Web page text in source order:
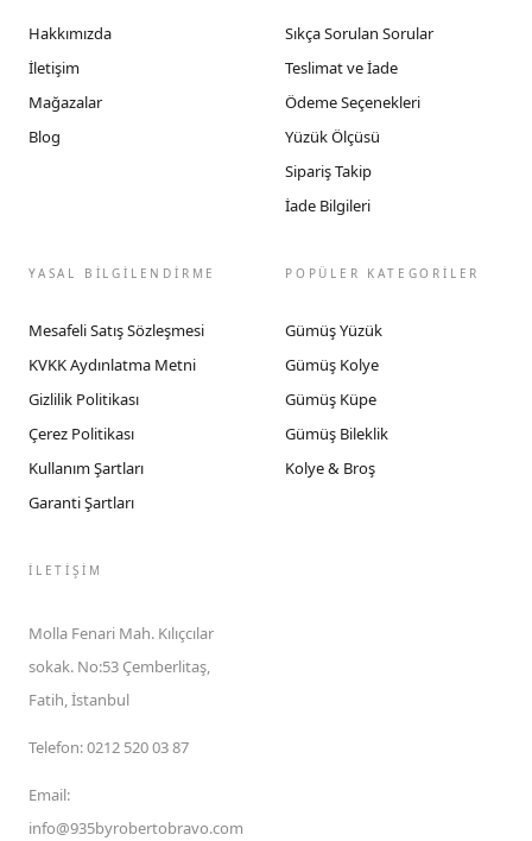
Hakkımızda
İletişim
Mağazalar
Blog
Sıkça Sorulan Sorular
Teslimat ve İade
Ödeme Seçenekleri
Yüzük Ölçüsü
Sipariş Takip
İade Bilgileri
YASAL BİLGİLENDİRME
Mesafeli Satış Sözleşmesi
KVKK Aydınlatma Metni
Gizlilik Politikası
Çerez Politikası
Kullanım Şartları
Garanti Şartları
POPÜLER KATEGORİLER
Gümüş Yüzük
Gümüş Kolye
Gümüş Küpe
Gümüş Bileklik
Kolye & Broş
İLETIŞIM
Molla Fenari Mah. Kılıçcılar
sokak. No:53 Çemberlitaş,
Fatih, İstanbul
Telefon:0212 520 03 87
Email:
info@935byrobertobravo.com